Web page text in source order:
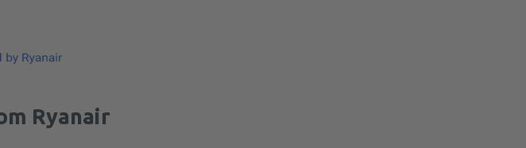
Ryanair